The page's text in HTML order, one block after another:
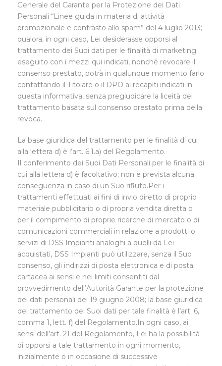
Generale del Garante per la Protezione dei Dati
Personali “Linee guida in materia di attività
promozionale e contrasto allo spam” del 4 luglio 2013;
qualora, in ogni caso, Lei desiderasse opporsi al
trattamento dei Suoi dati per le finalità di marketing
eseguito con i mezzi qui indicati, nonché revocare il
consenso prestato, potrà in qualunque momento farlo
contattando il Titolare o il DPO ai recapiti indicati in
questa informativa, senza pregiudicare la liceità del
trattamento basata sul consenso prestato prima della
revoca.
La base giuridica del trattamento per le finalità di cui
alla lettera d) è l’art. 6.1.a) del Regolamento.
Il conferimento dei Suoi Dati Personali per le finalità di
cui alla lettera d) è facoltativo; non è prevista alcuna
conseguenza in caso di un Suo rifiuto.Per i
trattamenti effettuati ai fini di invio diretto di proprio
materiale pubblicitario o di propria vendita diretta o
per il compimento di proprie ricerche di mercato o di
comunicazioni commerciali in relazione a prodotti o
servizi di DSS Impianti analoghi a quelli da Lei
acquistati, DSS Impianti può utilizzare, senza il Suo
consenso, gli indirizzi di posta elettronica e di posta
cartacea ai sensi e nei limiti consentiti dal
provvedimento dell’Autorità Garante per la protezione
dei dati personali del 19 giugno 2008; la base giuridica
del trattamento dei Suoi dati per tale finalità è l’art. 6,
comma 1, lett. f) del Regolamento.In ogni caso, ai
sensi dell’art. 21 del Regolamento, Lei ha la possibilità
di opporsi a tale trattamento in ogni momento,
inizialmente o in occasione di successive